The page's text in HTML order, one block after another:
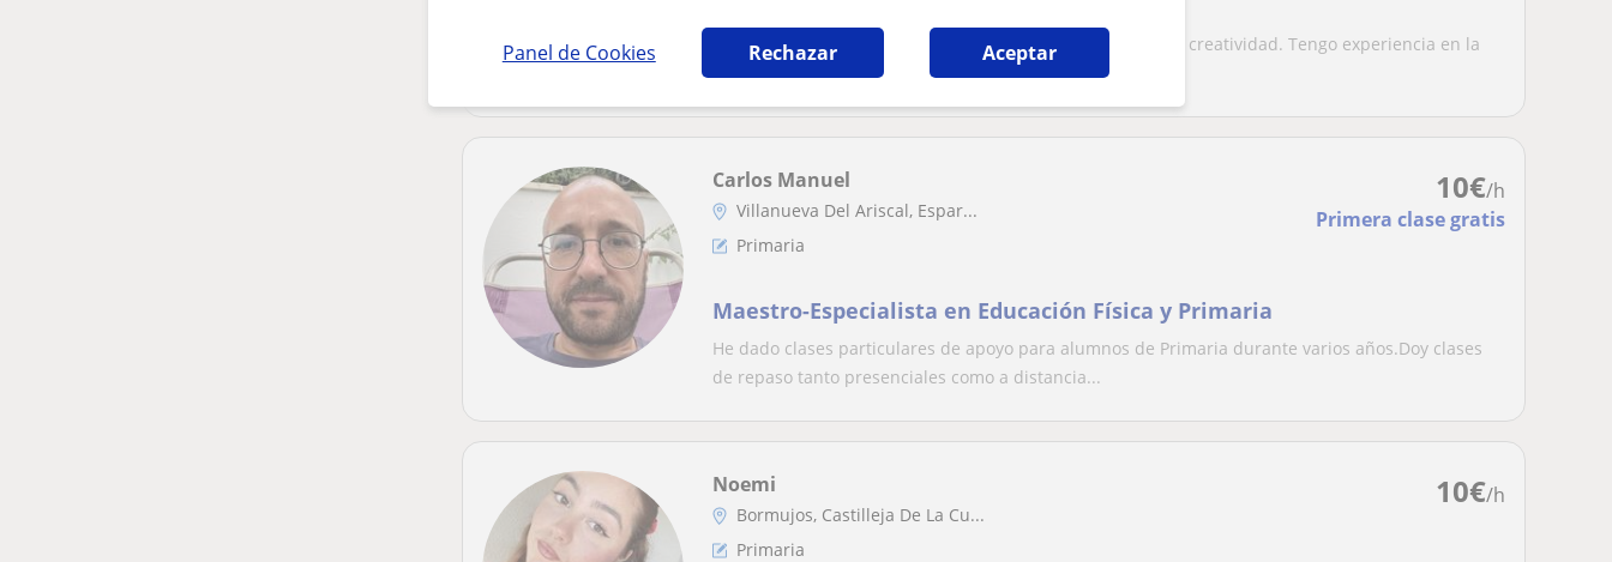
Panel de Cookies Rechazar Aceptar
Soy graduada en educación infantil con especialización en creatividad. Tengo experiencia en la
ayuda con los deberes, clases particulares (...
10€/h
Primera clase gratis
Carlos Manuel
Villanueva Del Ariscal, Espar...
Primaria
Maestro-Especialista en Educación Física y Primaria
He dado clases particulares de apoyo para alumnos de Primaria durante varios años.Doy clases
de repaso tanto presenciales como a distancia...
10€/h
Noemi
Bormujos, Castilleja De La Cu...
Primaria